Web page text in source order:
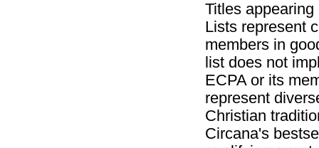
Titles
Lists represent
members in
list does not
ECPA or its
represent
Christian
Circana's